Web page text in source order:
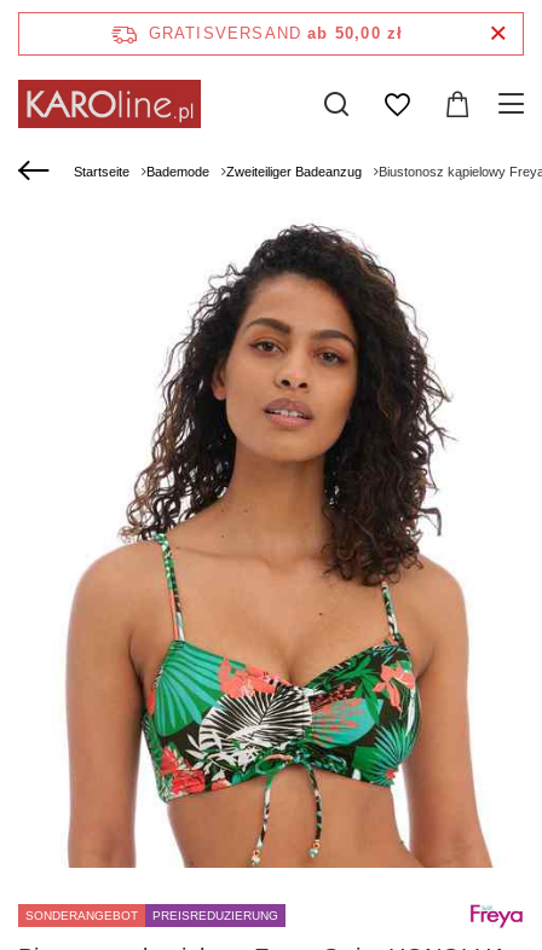
GRATISVERSAND ab 50,00 zł
Startseite Bademode Zweiteiliger Badeanzug Biustonosz kąpielowy
SONDERANGEBOT PREISREDUZIERUNG